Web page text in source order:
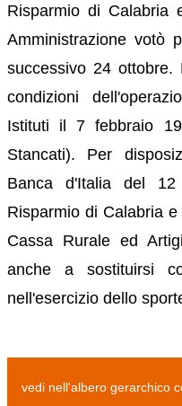
Risparmio di Calabria
Amministrazione votò
successivo 24
condizioni
Istituti il 7 febbraio
Stancati). Per
Banca d'Italia del
Risparmio di Calabria
Cassa Rurale ed
anche a sostituirsi
nell'esercizio dello
vedi nell'albero gerarchico